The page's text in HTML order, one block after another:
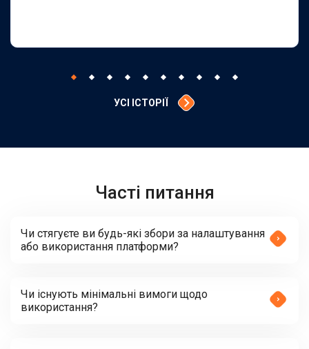
УСІ ІСТОРІЇ
Часті питання
Чи стягуєте ви будь-які збори за налаштування
або використання платформи?
Чи існують мінімальні вимоги щодо
використання?